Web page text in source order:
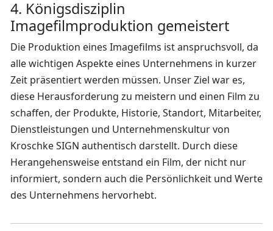
4. Königsdisziplin
Imagefilmproduktion gemeistert
Die Produktion eines Imagefilms ist anspruchsvoll, da
alle wichtigen Aspekte eines Unternehmens in kurzer
Zeit präsentiert werden müssen. Unser Ziel war es,
diese Herausforderung zu meistern und einen Film zu
schaffen, der Produkte, Historie, Standort, Mitarbeiter,
Dienstleistungen und Unternehmenskultur von
Kroschke SIGN authentisch darstellt. Durch diese
Herangehensweise entstand ein Film, der nicht nur
informiert, sondern auch die Persönlichkeit und Werte
des Unternehmens hervorhebt.